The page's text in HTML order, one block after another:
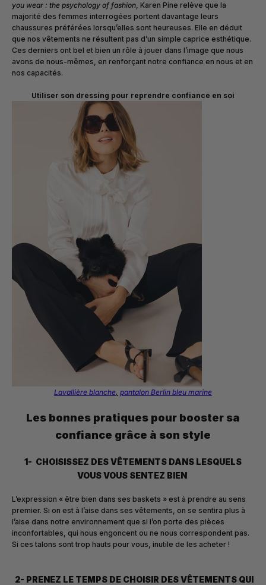
you wear : the psychology of fashion, Karen Pine relève que la
majorité des femmes interrogées portent davantage leurs
chaussures préférées lorsqu’elles sont heureuses. Elle en déduit
que nos vêtements ne résultent pas d’un simple caprice esthétique.
Ces derniers ont bel et bien un rôle à jouer dans l’image que nous
avons de nous-mêmes, en renforçant notre confiance en nous et en
nos capacités.
Utiliser son dressing pour reprendre confiance en soi
Lavallière blanche, pantalon Berlin bleu marine
Les bonnes pratiques pour booster sa
confiance grâce à son style
1- CHOISISSEZ DES VÊTEMENTS DANS LESQUELS
VOUS VOUS SENTEZ BIEN
L’expression « être bien dans ses baskets » est à prendre au sens
premier. Si on est à l’aise dans ses vêtements, on se sentira plus à
l’aise dans notre environnement que si l’on porte des pièces
inconfortables, qui nous engoncent ou ne nous correspondent pas.
Si ces talons sont trop hauts pour vous, inutile de les acheter !
2- PRENEZ LE TEMPS DE CHOISIR DES VÊTEMENTS QUI